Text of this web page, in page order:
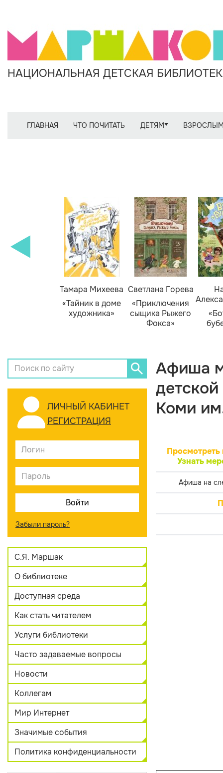
НАЦИОНАЛЬНАЯ ДЕТСКАЯ
ГЛАВНАЯ ЧТО ПОЧИТАТЬ ДЕТЯМ
Тамара Михеева
«Тайник в доме
художника»
Светлана Горева
«Приключения
сыщика Рыжего
Фокса»
ЛИЧНЫЙ КАБИНЕТ
РЕГИСТРАЦИЯ
Забыли пароль?
С.Я. Маршак
О библиотеке
Доступная среда
Как стать читателем
Услуги библиотеки
Часто задаваемые вопросы
Новости
Коллегам
Мир Интернет
Значимые события
Политика конфиденциальности
Афиша
Коми
Просмотреть
Узнать
Афиша на